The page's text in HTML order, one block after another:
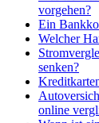
vorgehen?
Ein
Welcher
senken?
online